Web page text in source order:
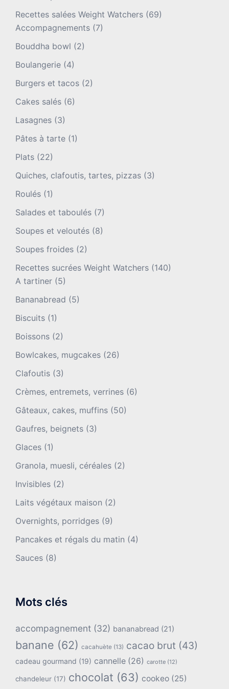
Recettes salées Weight Watchers (69)
Accompagnements (7)
Bouddha bowl (2)
Boulangerie (4)
Burgers et tacos (2)
Cakes salés (6)
Lasagnes (3)
Pâtes à tarte (1)
Plats (22)
Quiches, clafoutis, tartes, pizzas (3)
Roulés (1)
Salades et taboulés (7)
Soupes et veloutés (8)
Soupes froides (2)
Recettes sucrées Weight Watchers (140)
A tartiner (5)
Bananabread (5)
Biscuits (1)
Boissons (2)
Bowlcakes, mugcakes (26)
Clafoutis (3)
Crèmes, entremets, verrines (6)
Gâteaux, cakes, muffins (50)
Gaufres, beignets (3)
Glaces (1)
Granola, muesli, céréales (2)
Invisibles (2)
Laits végétaux maison (2)
Overnights, porridges (9)
Pancakes et régals du matin (4)
Sauces (8)
Mots clés
accompagnement (32) bananabread (21)
banane (62) cacahuète (13) cacao brut (43)
cadeau gourmand (19) cannelle (26) carotte (12)
chandeleur (17) chocolat (63) cookeo (25)